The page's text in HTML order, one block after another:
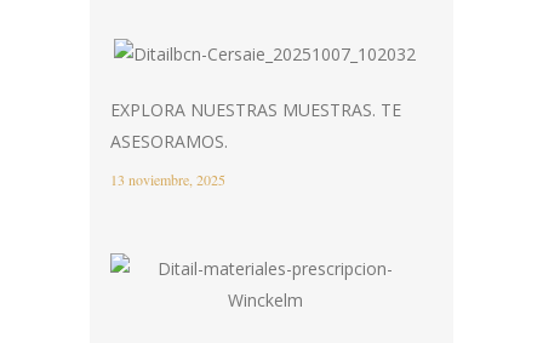
EXPLORA NUESTRAS MUESTRAS. TE
ASESORAMOS.
13 noviembre, 2025